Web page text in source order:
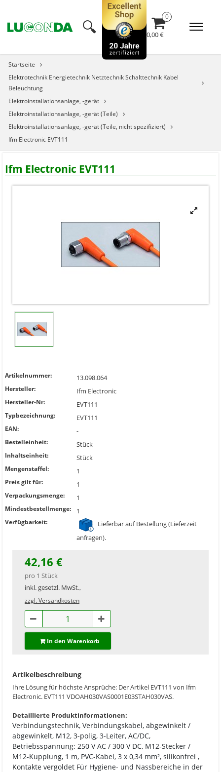
🔍︎ 0,00 €
Startseite
Elektrotechnik Energietechnik Netztechnik Schalttechnik Kabel
Beleuchtung
Elektroinstallationsanlage, -gerät
Elektroinstallationsanlage, -gerät (Teile)
Elektroinstallationsanlage, -gerät (Teile, nicht spezifiziert)
Ifm Electronic EVT111
Ifm Electronic EVT111

Artikelnummer: 13.098.064
Hersteller: Ifm Electronic
Hersteller-Nr: EVT111
Typbezeichnung: EVT111
EAN: -
Bestelleinheit: Stück
Inhaltseinheit: Stück
Mengenstaffel: 1
Preis gilt für: 1
Verpackungsmenge: 1
Mindestbestellmenge: 1
Verfügbarkeit:
Lieferbar auf Bestellung (Lieferzeit
anfragen).
42,16 €
pro 1 Stück
inkl. gesetzl. MwSt.,
zzgl. Versandkosten
In den Warenkorb
Artikelbeschreibung
Ihre Lösung für höchste Ansprüche: Der Artikel EVT111 von Ifm
Electronic. EVT111 VDOAH030VAS0001E03STAH030VAS.
Detaillierte Produktinformationen:
Verbindungstechnik, Verbindungskabel, abgewinkelt /
abgewinkelt, M12, 3-polig, 3-Leiter, AC/DC,
Betriebsspannung: 250 V AC / 300 V DC, M12-Stecker /
M12-Kupplung, 1 m, PVC-Kabel, 3 x 0,34 mm², silikonfrei ,
Kontakte vergoldet Für Hygiene- und Nassbereiche in der